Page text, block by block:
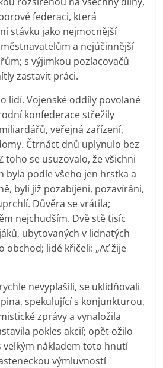
federaci, která
stávku jako nejmocnější
a nejúčinnější
s výjimkou pozlacovačů
zastavit práci.
lidí. Vojenské oddíly povolané
konfederace střežily
veřejná zařízení,
Čtrnáct dnů uplynulo bez
toho se usuzovalo, že všichni
byla podle všeho jen hrstka a
byli již pozabíjeni, pozavíráni,
Důvěra se vrátila;
nejchudším. Dvě stě tisíc
ubytovaných v lidnatých
obchod; lidé křičeli: „Ať žije
nevyplašili, se uklidňovali
spekulující s konjunkturou,
zprávy a vynaložila
pokles akcií; opět ožilo
velkým nákladem toto hnutí
výmluvností